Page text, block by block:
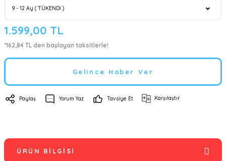
1.599,00 TL
*162,84 TL den başlayan taksitlerle!
Gelince Haber Ver
Paylaş Yorum Yaz Tavsiye Et Karşılaştır
ÜRÜN BILGISI